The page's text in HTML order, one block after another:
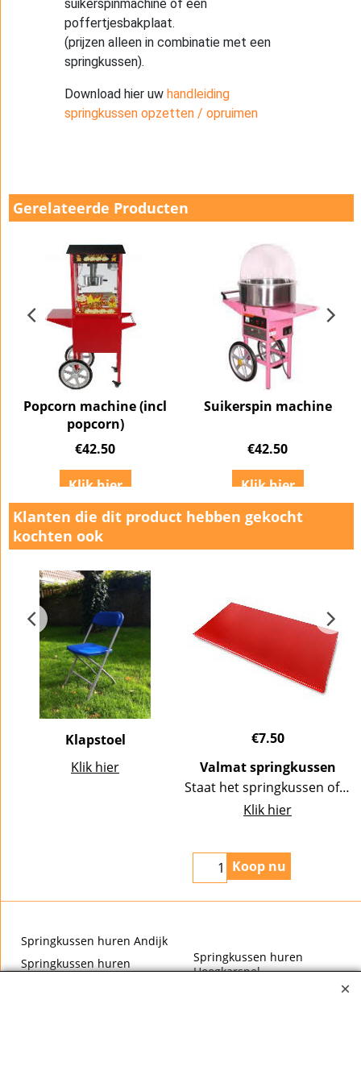
suikerspinmachine of een
poffertjesbakplaat.
(prijzen alleen in combinatie met een
springkussen).
Download hier uw handleiding
springkussen opzetten / opruimen
Gerelateerde Producten
Popcorn machine (incl
popcorn)
€42.50
Klik hier
Suikerspin machine
€42.50
Klik hier
Klanten die dit product hebben gekocht
kochten ook
Klapstoel
Klik hier
€7.50
Valmat springkussen
Staat het springkussen of (opblaasbare) attractie op stenen? Huur dan deze valmat erbij! Deze valmat is ter bescherming voor de kinderen, zodat u het springkussen of de stormbaan op straat of op stenen kan plaatsen. Met deze rode valmat zorgt u voor extra veiligheid, wanneer de kinderen uit het kussen komen. Tevens is deze valmat een extra demping wanneer de kinderen op hun sokken van de attractie af stappen. De rode schuim gevulde mat, van 5 centimeter dik, kan tevens gebruikt worden door de deelnemers om hun schoenen op aan en uit te doen.De mat is circa 1 meter breed en 1,2 meter diep en 5 cm hoog.
Klik hier
Koop nu
Springkussen huren Andijk
Springkussen huren
Springkussen huren
Hoogkarspel